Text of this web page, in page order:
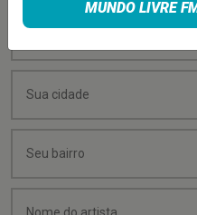
MUNDO LIVRE